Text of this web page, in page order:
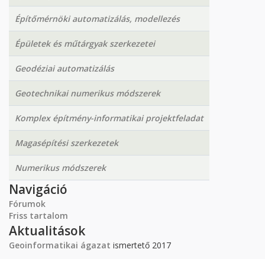
Építőmérnöki automatizálás, modellezés
Épületek és műtárgyak szerkezetei
Geodéziai automatizálás
Geotechnikai numerikus módszerek
Komplex építmény-informatikai projektfeladat
Magasépítési szerkezetek
Numerikus módszerek
Navigáció
Fórumok
Friss tartalom
Aktualitások
Geoinformatikai ágazat ismertető 2017